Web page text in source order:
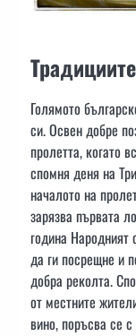
Традициите
Голямото
си. Освен добре
пролетта, когато
спомня деня на
началото на
зарязва първата
година Народният
да ги посрещне и
добра реколта.
от местните
вино, поръсва се